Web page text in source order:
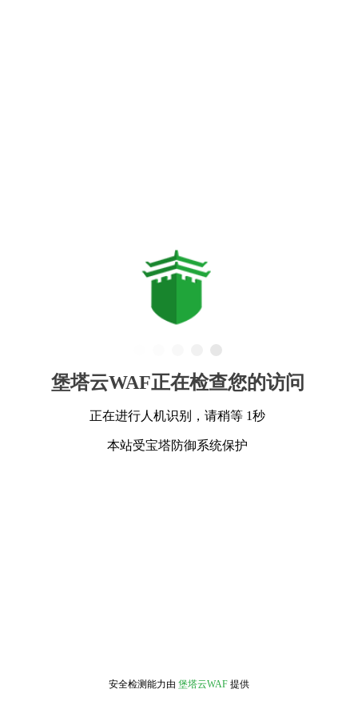
堡塔云WAF正在检查您的访问
正在进行人机识别，请稍等 1秒
本站受宝塔防御系统保护
安全检测能力由 堡塔云WAF 提供